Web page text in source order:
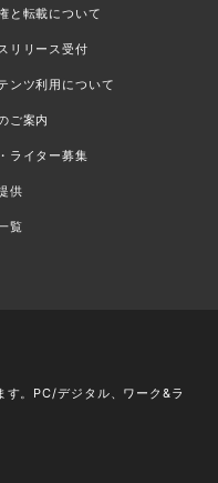
と転載について
リリース受付
ンツ利用について
ご案内
ライター募集
供
覧
す。PC/デジタル、ワーク&ラ